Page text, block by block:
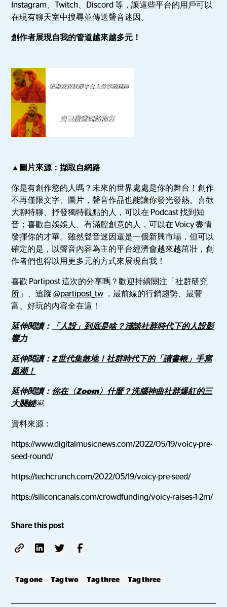
Instagram、Twitch、Discord 等，讓這些平台的用戶可以
在現有聊天室中搜尋並傳送聲音迷因。
創作者展現自我的管道越來越多元！
▲圖片來源：擷取自網路
你是有創作慾的人嗎？未來的世界處處是你的舞台！創作
不再僅限文字、圖片，聲音作品也能讓你發光發熱。喜歡
大聊特聊、抒發獨特觀點的人，可以在 Podcast 找到知
音；喜歡自娛娛人、有滿腔創意的人，可以在 Voicy 盡情
發揮你的才華。雖然聲音迷因還是一個新興市場，但可以
確定的是，以聲音內容為主的平台經濟會越來越茁壯，創
作者們也得以用更多元的方式來展現自我！
喜歡 Partipost 這次的分享嗎？歡迎持續關注「社群研究
所 」、追蹤@partipost_tw ，最前線的行銷趨勢、最豐
富、好玩的內容全在這！
延伸閱讀：
「人設」到底是啥？淺談社群時代下的人設影
響力
延伸閱讀：Z 世代集散地！社群時代下的「讀書帳」手寫
風潮！
延伸閱讀： 你在〈Zoom〉什麼？洗腦神曲社群爆紅的三
大關鍵￼
資料來源：
https://www.digitalmusicnews.com/2022/05/19/voicy-pre-
seed-round/
https://techcrunch.com/2022/05/19/voicy-pre-seed/
https://siliconcanals.com/crowdfunding/voicy-raises-1-2m/
Share this post
Tag one Tag two Tag three Tag three